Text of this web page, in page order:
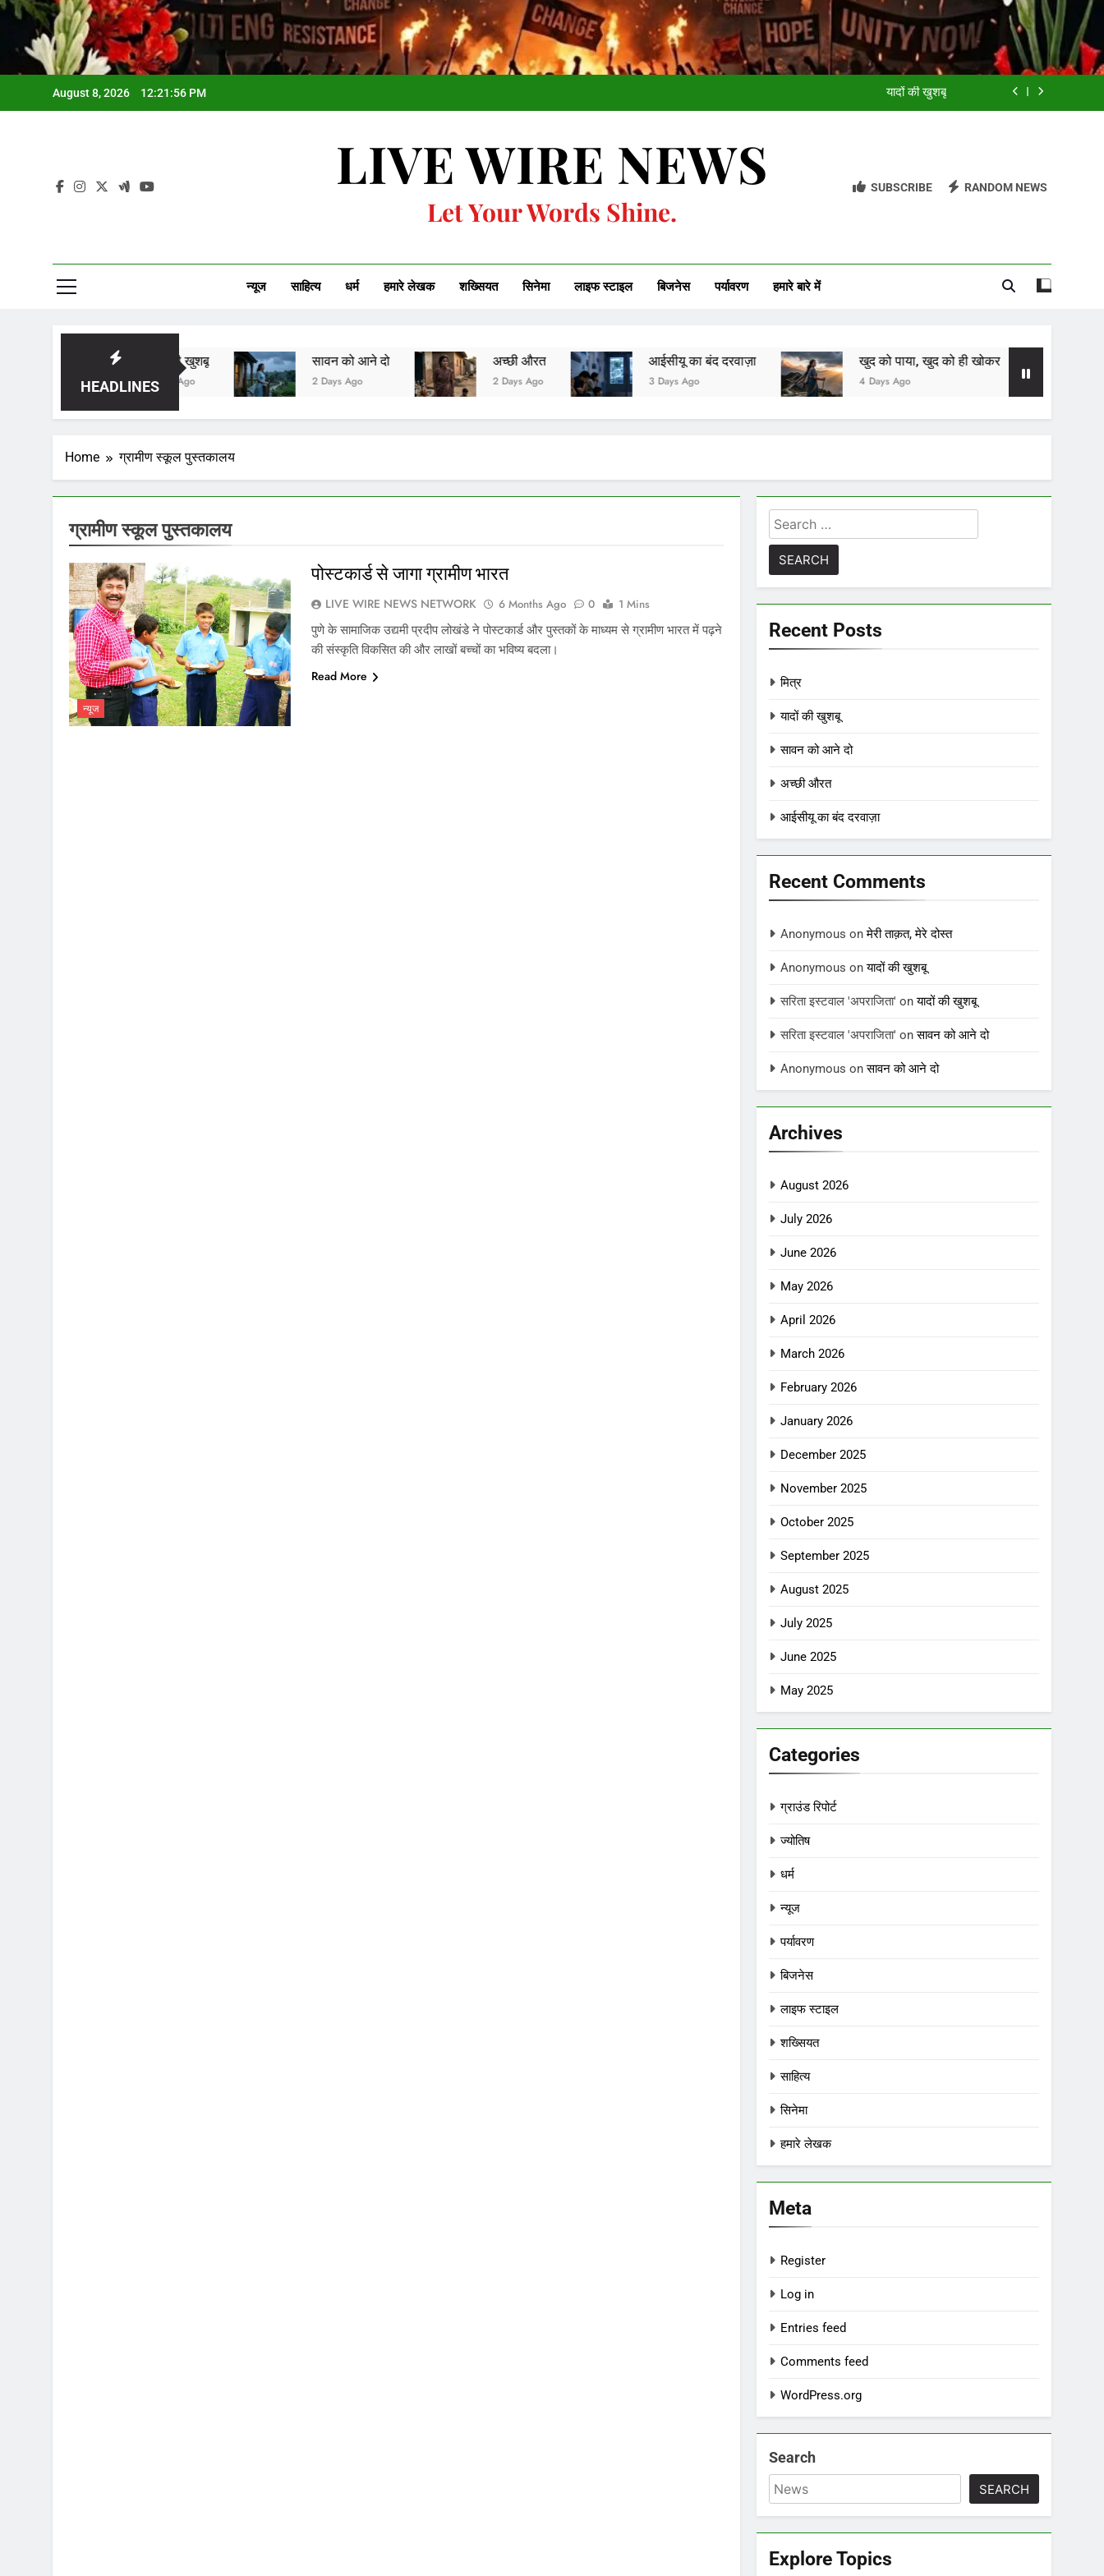
August 8, 2026 12:21:58 PM
अच्छी औरत
मित्र
यादों की खुशबू
LIVE WIRE NEWS
Let Your Words Shine.
SUBSCRIBE RANDOM NEWS
न्यूज साहित्य धर्म हमारे लेखक शख्सियत सिनेमा लाइफ स्टाइल बिजनेस पर्यावरण हमारे बारे में
HEADLINES
यादों की खुशबू
2 Days Ago
सावन को आने दो
2 Days Ago
अच्छी औरत
2 Days Ago
आईसीयू का बंद दरवाज़ा
3 Days Ago
खुद को पाया, खुद को ही खोकर
4 Days Ago 4 Hours Ago
Home ग्रामीण स्कूल पुस्तकालय
ग्रामीण स्कूल पुस्तकालय
न्यूज
पोस्टकार्ड से जागा ग्रामीण भारत
LIVE WIRE NEWS NETWORK 6 Months Ago 0
1 Mins
पुणे के सामाजिक उद्यमी प्रदीप लोखंडे ने पोस्टकार्ड और पुस्तकों के माध्यम से ग्रामीण भारत में पढ़ने
की संस्कृति विकसित की और लाखों बच्चों का भविष्य बदला।
Read More
Search
for:
Recent Posts
मित्र
यादों की खुशबू
सावन को आने दो
अच्छी औरत
आईसीयू का बंद दरवाज़ा
Recent Comments
Anonymous onमेरी ताक़त, मेरे दोस्त
Anonymous onयादों की खुशबू
सरिता इस्टवाल 'अपराजिता' onयादों की खुशबू
सरिता इस्टवाल 'अपराजिता' onसावन को आने दो
Anonymous onसावन को आने दो
Archives
August 2026
July 2026
June 2026
May 2026
April 2026
March 2026
February 2026
January 2026
December 2025
November 2025
October 2025
September 2025
August 2025
July 2025
June 2025
May 2025
Categories
ग्राउंड रिपोर्ट
ज्योतिष
धर्म
न्यूज
पर्यावरण
बिजनेस
लाइफ स्टाइल
शख्सियत
साहित्य
सिनेमा
हमारे लेखक
Meta
Register
Log in
Entries feed
Comments feed
WordPress.org
Search
SEARCH
Explore Topics